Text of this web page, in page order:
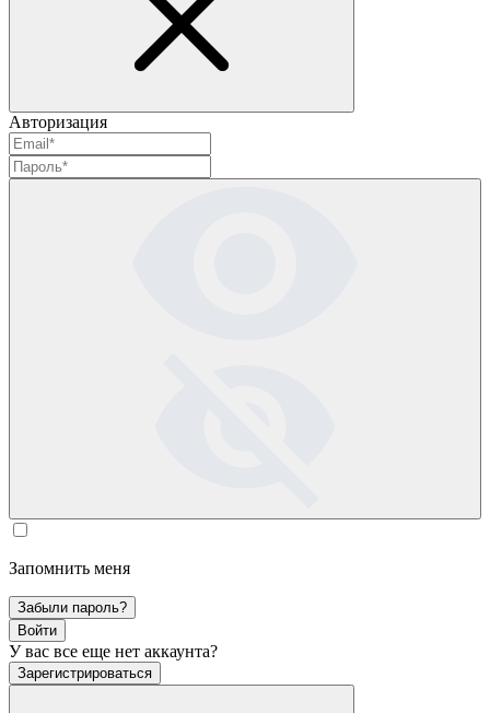
Авторизация
Запомнить меня
Забыли пароль?
Войти
У вас все еще нет аккаунта?
Зарегистрироваться